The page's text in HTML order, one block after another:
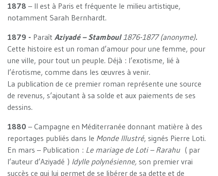
1878 – Il est à Paris et fréquente le milieu artistique,
notamment Sarah Bernhardt.
1879 - Paraît Aziyadé – Stamboul1876-1877 (anonyme).
Cette histoire est un roman d’amour pour une femme, pour
une ville, pour tout un peuple. Déjà : l’exotisme, lié à
l’érotisme, comme dans les œuvres à venir.
La publication de ce premier roman représente une source
de revenus, s’ajoutant à sa solde et aux paiements de ses
dessins.
1880 – Campagne en Méditerranée donnant matière à des
reportages publiés dans le Monde Illustré, signés Pierre Loti.
En mars – Publication : Le mariage de Loti – Rarahu ( par
l’auteur d’Aziyadé ) Idylle polynésienne, son premier vrai
succès ce qui lui permet de se libérer de sa dette et de